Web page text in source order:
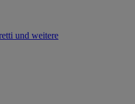
und weitere